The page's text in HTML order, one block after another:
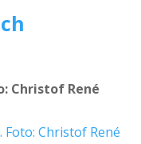
Christof René